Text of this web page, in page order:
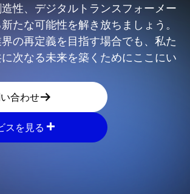
性、デジタルトランスフォーメー
たな可能性を解き放ちましょう。
の再定義を目指す場合でも、私た
次なる未来を築くためにここにい
合わせ
スを見る